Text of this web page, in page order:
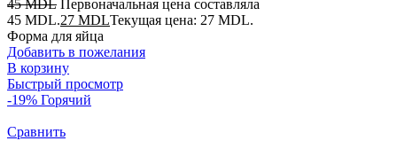
45MDL Первоначальная цена составляла
45 MDL.27 MDLТекущая цена: 27 MDL.
Форма для яйца
Добавить в пожелания
В корзину
Быстрый просмотр
-19% Горячий
Сравнить